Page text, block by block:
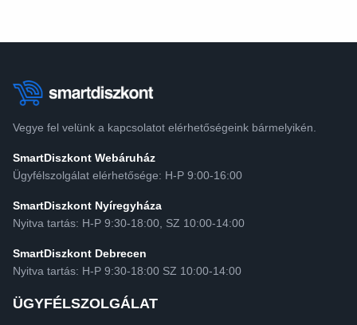
Vegye fel velünk a kapcsolatot elérhetőségeink bármelyikén.
SmartDiszkont Webáruház
Ügyfélszolgálat elérhetősége: H-P 9:00-16:00
SmartDiszkont Nyíregyháza
Nyitva tartás: H-P 9:30-18:00, SZ 10:00-14:00
SmartDiszkont Debrecen
Nyitva tartás: H-P 9:30-18:00 SZ 10:00-14:00
ÜGYFÉLSZOLGÁLAT